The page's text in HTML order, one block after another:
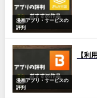
漫画アプリ・サービスの
評判
漫画アプリ・サービスの
評判
【利